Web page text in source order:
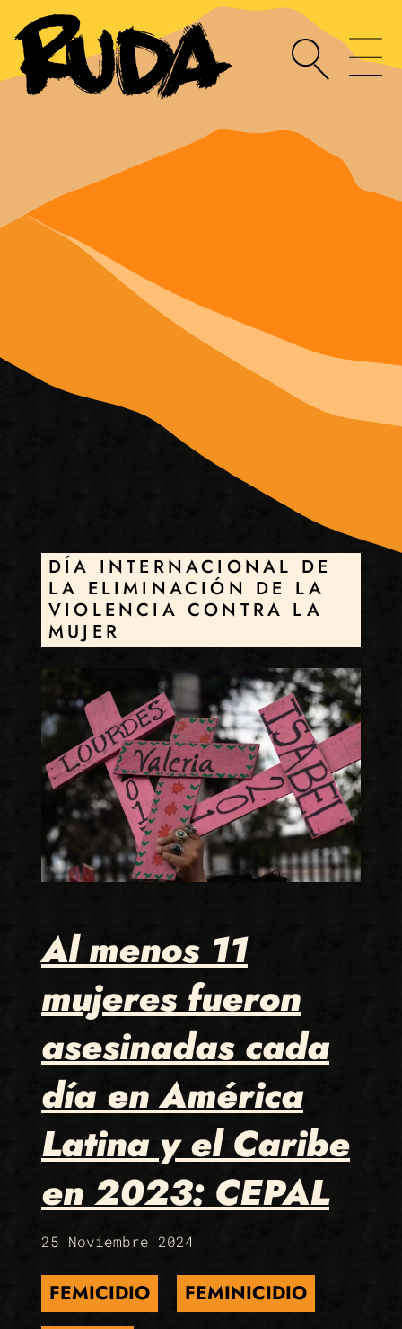
DÍA INTERNACIONAL DE
LA ELIMINACIÓN DE LA
VIOLENCIA CONTRA LA
MUJER
Al menos 11
mujeres fueron
asesinadas cada
día en América
Latina y el Caribe
en 2023: CEPAL
25 Noviembre 2024
FEMICIDIO
FEMINICIDIO